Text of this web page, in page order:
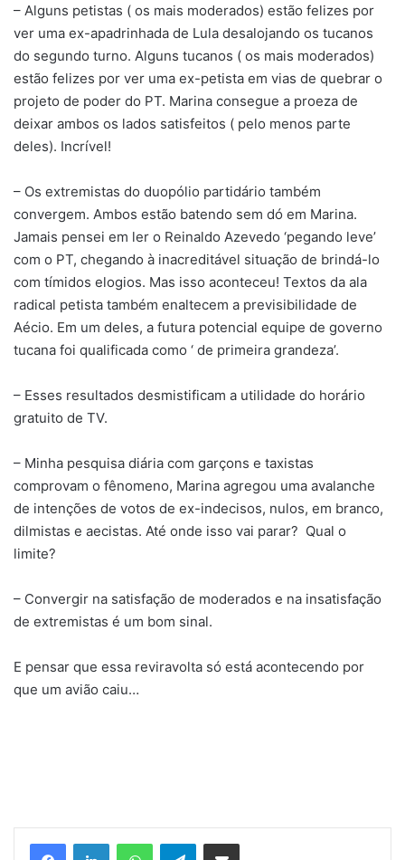
– Alguns petistas ( os mais moderados) estão felizes por
ver uma ex-apadrinhada de Lula desalojando os tucanos
do segundo turno. Alguns tucanos ( os mais moderados)
estão felizes por ver uma ex-petista em vias de quebrar o
projeto de poder do PT. Marina consegue a proeza de
deixar ambos os lados satisfeitos ( pelo menos parte
deles). Incrível!
– Os extremistas do duopólio partidário também
convergem. Ambos estão batendo sem dó em Marina.
Jamais pensei em ler o Reinaldo Azevedo ‘pegando leve’
com o PT, chegando à inacreditável situação de brindá-lo
com tímidos elogios. Mas isso aconteceu! Textos da ala
radical petista também enaltecem a previsibilidade de
Aécio. Em um deles, a futura potencial equipe de governo
tucana foi qualificada como ‘ de primeira grandeza’.
– Esses resultados desmistificam a utilidade do horário
gratuito de TV.
– Minha pesquisa diária com garçons e taxistas
comprovam o fênomeno, Marina agregou uma avalanche
de intenções de votos de ex-indecisos, nulos, em branco,
dilmistas e aecistas. Até onde isso vai parar? Qual o
limite?
– Convergir na satisfação de moderados e na insatisfação
de extremistas é um bom sinal.
E pensar que essa reviravolta só está acontecendo por
que um avião caiu…
Telegram